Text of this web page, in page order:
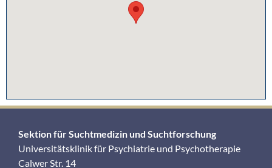
Sektion für Suchtmedizin und Suchtforschung
Universitätsklinik für Psychiatrie und Psychotherapie
Calwer Str. 14